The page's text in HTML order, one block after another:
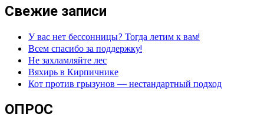
Свежие записи
У вас нет бессонницы? Тогда летим к вам!
Всем спасибо за поддержку!
Не захламляйте лес
Вяхирь в Кирпичнике
Кот против грызунов — нестандартный подход
ОПРОС